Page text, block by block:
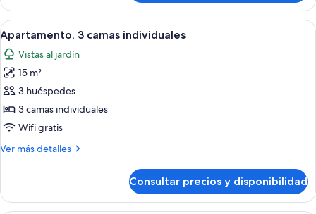
2
habitaciones
Abrir
todas
las
fotos
de
Apartamento,
3
individuales
Habitación de hotel con cama, una
5
Apartamento, 3 camas individuales
Vistas al jardín
15 m²
3 huéspedes
3 camas individuales
Wifi gratis
Ver más detalles
Más
3
camas
Consultar precios y disponibilidad